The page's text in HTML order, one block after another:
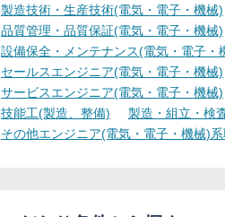
製造技術・生産技術(電気・電子・機械)
品質管理・品質保証(電気・電子・機械)
設備保全・メンテナンス(電気・電子・
セールスエンジニア(電気・電子・機械)
サービスエンジニア(電気・電子・機械)
技能工(製造、整備)
製造・組立・検
その他エンジニア(電気・電子・機械)